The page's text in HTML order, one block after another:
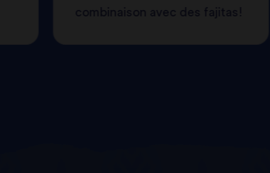
combinaison avec des fajitas!